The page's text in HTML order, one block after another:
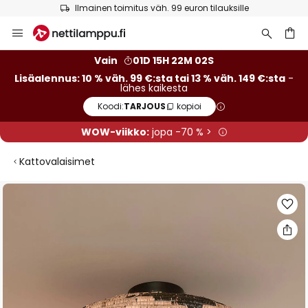
Ilmainen toimitus väh. 99 euron tilauksille
to
Vain
01D 15H 22M 01S
Lisäalennus: 10 % väh. 99 €:sta tai 13 % väh. 149 €:sta -
lähes kaikesta
Koodi:TARJOUS kopioi
WOW-viikko:jopa -70 % >
Kattovalaisimet
Skip